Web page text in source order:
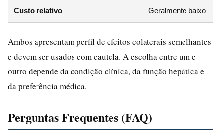
Custo relativo Geralmente baixo
Ambos apresentam perfil de efeitos colaterais semelhantes
e devem ser usados com cautela. A escolha entre um e
outro depende da condição clínica, da função hepática e
da preferência médica.
Perguntas Frequentes (FAQ)